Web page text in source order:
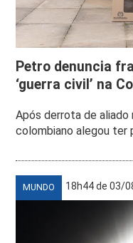
Petro denuncia
‘guerra civil’ na
Após derrota de aliado
colombiano alegou ter
MUNDO 18h44 de 03/